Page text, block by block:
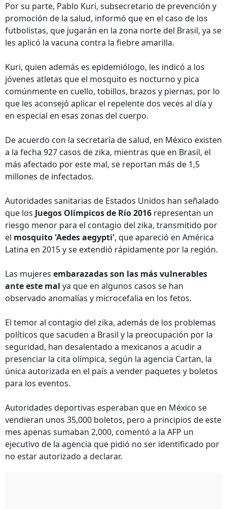
Por su parte, Pablo Kuri, subsecretario de prevención y
promoción de la salud, informó que en el caso de los
futbolistas, que jugarán en la zona norte del Brasil, ya se
les aplicó la vacuna contra la fiebre amarilla.
Kuri, quien además es epidemiólogo, les indicó a los
jóvenes atletas que el mosquito es nocturno y pica
comúnmente en cuello, tobillos, brazos y piernas, por lo
que les aconsejó aplicar el repelente dos veces al día y
en especial en esas zonas del cuerpo.
De acuerdo con la secretaría de salud, en México existen
a la fecha 927 casos de zika, mientras que en Brasil, el
más afectado por este mal, se reportan más de 1,5
millones de infectados.
Autoridades sanitarias de Estados Unidos han señalado
que los Juegos Olímpicos de Río 2016 representan un
riesgo menor para el contagio del zika, transmitido por
el mosquito 'Aedes aegypti', que apareció en América
Latina en 2015 y se extendió rápidamente por la región.
Las mujeres embarazadas son las más vulnerables
ante este mal ya que en algunos casos se han
observado anomalías y microcefalia en los fetos.
El temor al contagio del zika, además de los problemas
políticos que sacuden a Brasil y la preocupación por la
seguridad, han desalentado a mexicanos a acudir a
presenciar la cita olímpica, según la agencia Cartan, la
única autorizada en el país a vender paquetes y boletos
para los eventos.
Autoridades deportivas esperaban que en México se
vendieran unos 35,000 boletos, pero a principios de este
mes apenas sumaban 2,000, comentó a la AFP un
ejecutivo de la agencia que pidió no ser identificado por
no estar autorizado a declarar.